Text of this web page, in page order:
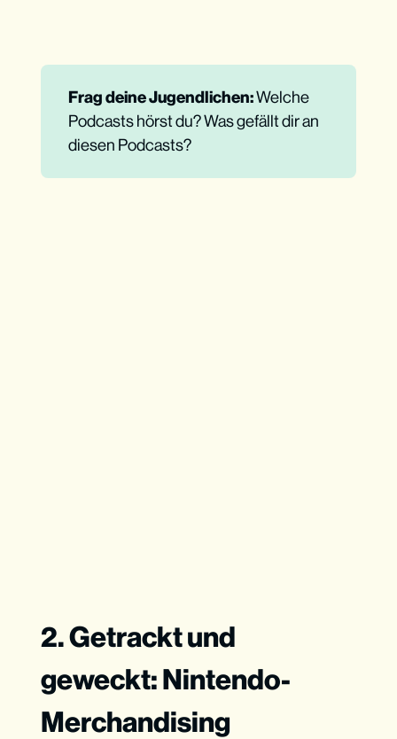
Frag deine Jugendlichen: Welche
Podcasts hörst du? Was gefällt dir an
diesen Podcasts?
2. Getrackt und
geweckt: Nintendo-
Merchandising